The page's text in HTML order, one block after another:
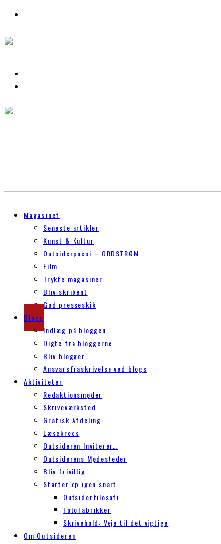
Magasinet
Seneste artikler
Kunst & Kultur
Outsiderpoesi – ORDSTRØM
Film
Trykte magasiner
Bliv skribent
God presseskik
Blogs
Indlæg på bloggen
Digte fra bloggerne
Bliv blogger
Ansvarsfraskrivelse ved blogs
Aktiviteter
Redaktionsmøder
Skriveværksted
Grafisk Afdeling
Læsekreds
Outsideren Inviterer…
Outsiderens Mødesteder
Bliv frivillig
Starter op igen snart
Outsiderfilosofi
Fotofabrikken
Skrivehold: Veje til det vigtige
Om Outsideren